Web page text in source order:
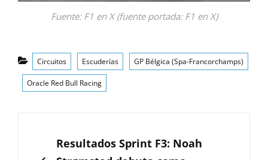
Fuente: F1 en X (fuente portada: F1 en X)
Categorías
Circuitos Escuderías GP Bélgica (Spa-Francorchamps)
Oracle Red Bull Racing
ANTERIOR
Resultados Sprint F3: Noah